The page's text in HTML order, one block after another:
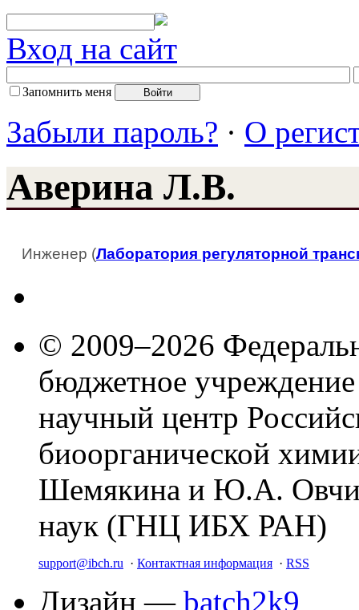
Вход на сайт
Запомнить меня
Забыли пароль? · О
Аверина Л.В.
Инженер (Лаборатория регуляторной
© 2009–2026
бюджетное
научный центр
биоорганической
Шемякина и Ю.А.
наук (ГНЦ ИБХ РАН)
support@ibch.ru · Контактная информация · RSS
Дизайн — batch2k9